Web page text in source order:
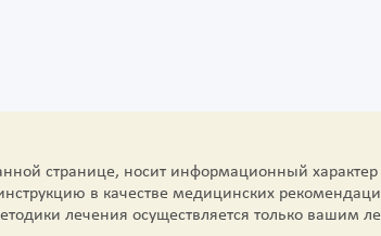
странице, носит информационный
в качестве медицинских
лечения осуществляется только вашим